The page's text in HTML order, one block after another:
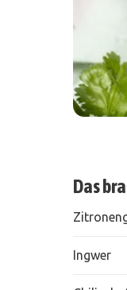
Das
Ingwer